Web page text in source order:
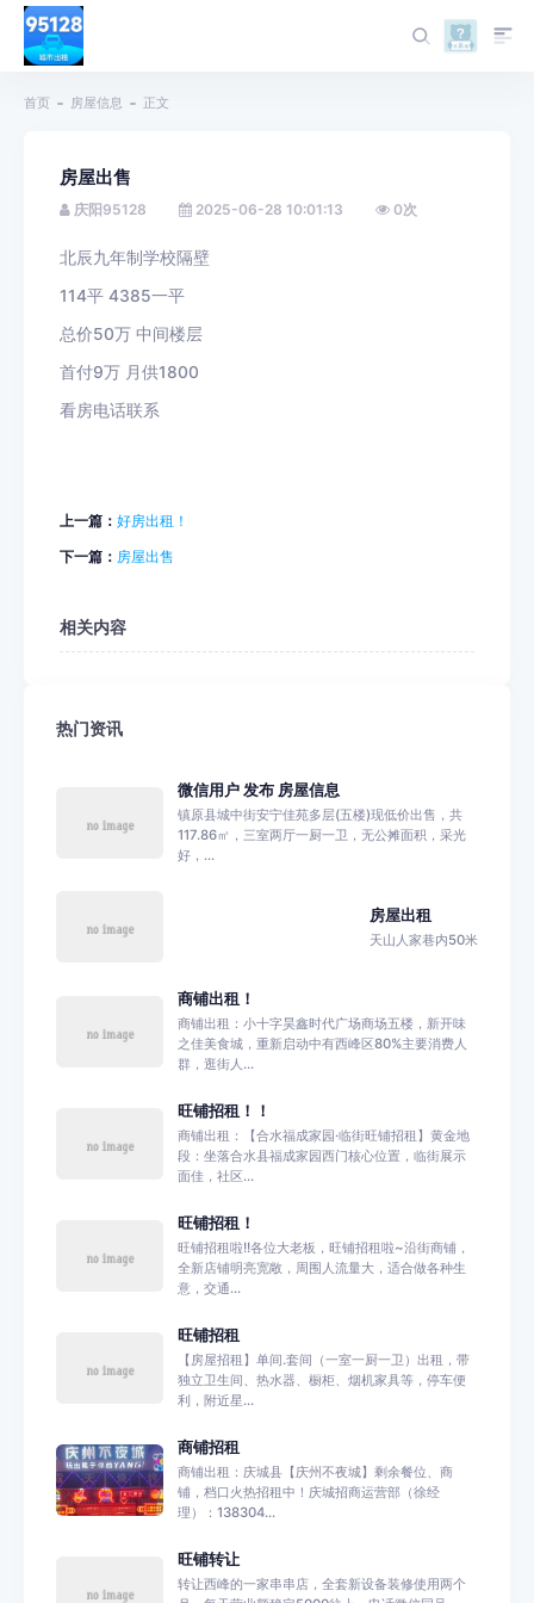
首页 房屋信息 正文
房屋出售
庆阳95128 2025-06-28 10:01:13 0次
北辰九年制学校隔壁
​114平 4385一平
​总价50万 中间楼层
​首付9万 月供1800
看房电话联系
上一篇： 好房出租！
下一篇： 房屋出售
相关内容
热门资讯
微信用户 发布 房屋信息
镇原县城中街安宁佳苑多层(五楼)现低价出售，共
117.86㎡，三室两厅一厨一卫，无公摊面积，采光
好，...
房屋出租
天山人家巷内50米
商铺出租！
商铺出租：小十字昊鑫时代广场商场五楼，新开味
之佳美食城，重新启动中有西峰区80%主要消费人
群，逛街人...
旺铺招租！！
商铺出租：【合水福成家园·临街旺铺招租】黄金地
段：坐落合水县福成家园西门核心位置，临街展示
面佳，社区...
旺铺招租！
旺铺招租啦!!各位大老板，旺铺招租啦~沿街商铺，
全新店铺明亮宽敞，周围人流量大，适合做各种生
意，交通...
旺铺招租
【房屋招租】单间.套间（一室一厨一卫）出租，带
独立卫生间、热水器、橱柜、烟机家具等，停车便
利，附近星...
商铺招租
商铺出租：庆城县【庆州不夜城】剩余餐位、商
铺，档口火热招租中！庆城招商运营部（徐经
理）：138304...
旺铺转让
转让西峰的一家串串店，全套新设备装修使用两个